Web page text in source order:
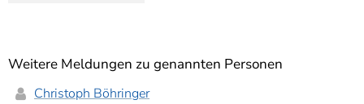
Weitere Meldungen zu genannten Personen
Christoph Böhringer